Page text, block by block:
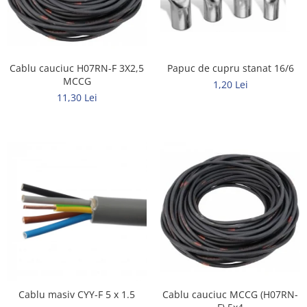
Rigid
Litat
Neopren
PRIZE SI INTRERUPATOARE
Accesorii prize / intrerupatoare
Canal cablu metalic
Canal cablu PVC
Conectica
Tuburi flexibile
Cablu cauciuc H07RN-F 3X2,5
MCCG
11,30 Lei
Papuc de cupru stanat 16/6
1,20 Lei
Cablu masiv CYY-F 5 x 1.5
Cablu cauciuc MCCG (H07RN-